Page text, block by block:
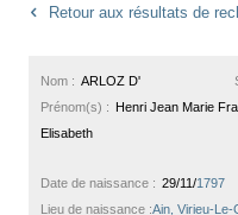
Retour aux résultats de
Nom : ARLOZ D'
Prénom(s) : Henri Jean Marie
Elisabeth
Date de naissance : 29/11/1797
Lieu de naissance :Ain, Virieu-Le-